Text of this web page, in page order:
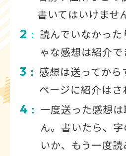
書いてはいけませ
2 ： 読んでいなかった
ゃな感想は紹介で
3 ： 感想は送ってから
ページに紹介はさ
4 ： 一度送った感想
ん。書いたら、
いか、もう一度読